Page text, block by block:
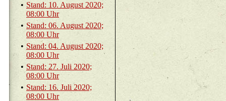
• Stand: 10. Au­gust 2020;
08:00 Uhr
• Stand: 06. Au­gust 2020;
08:00 Uhr
• Stand: 04. Au­gust 2020;
08:00 Uhr
• Stand: 27. Juli 2020;
08:00 Uhr
• Stand: 16. Juli 2020;
08:00 Uhr